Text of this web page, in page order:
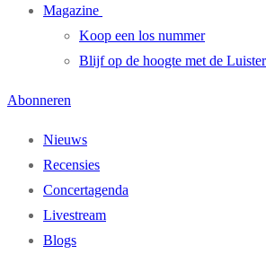
Magazine
Koop een los nummer
Blijf op de hoogte met de
Abonneren
Nieuws
Recensies
Concertagenda
Livestream
Blogs